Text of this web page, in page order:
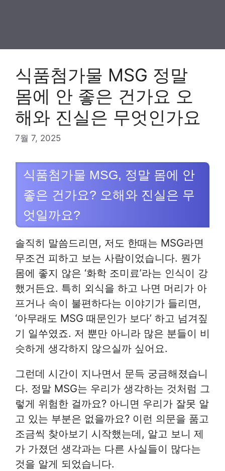
식품첨가물 MSG 정말
몸에 안 좋은 건가요 오
해와 진실은 무엇인가요
7월 7, 2025
식품첨가물 MSG, 정말 몸에 안
좋은 건가요? 오해와 진실은 무
엇일까요?
솔직히 말씀드리면, 저도 한때는 MSG라면
무조건 피하고 보는 사람이었습니다. 뭔가
몸에 좋지 않은 ‘화학 조미료’라는 인식이 강
했거든요. 특히 외식을 하고 나면 머리가 아
프거나 속이 불편하다는 이야기가 들리면,
‘아무래도 MSG 때문인가 보다’ 하고 넘겨짚
기 일쑤였죠. 저 뿐만 아니라 많은 분들이 비
슷하게 생각하지 않으실까 싶어요.
그런데 시간이 지나면서 문득 궁금해졌습니
다. 정말 MSG는 우리가 생각하는 것처럼 그
렇게 위험한 걸까요? 아니면 우리가 잘못 알
고 있는 부분은 없을까요? 이런 의문을 품고
조금씩 찾아보기 시작했는데, 알고 보니 제
가 가졌던 생각과는 다른 사실들이 많다는
것을 알게 되었습니다.